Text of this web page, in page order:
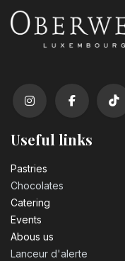
Useful links
Pastrie​s
Chocolates
Catering
Events
Abous us
Lanceur d'alerte